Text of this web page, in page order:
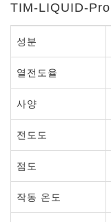
TIM-LIQUID-Pro
성분
열전도율
사양
전도도
점도
작동 온도